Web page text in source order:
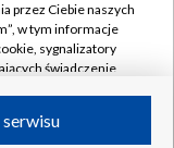
przez Ciebie naszych
w tym informacje
sygnalizatory
świadczenie